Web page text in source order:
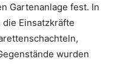
Gartenanlage fest. In
Einsatzkräfte
wurden